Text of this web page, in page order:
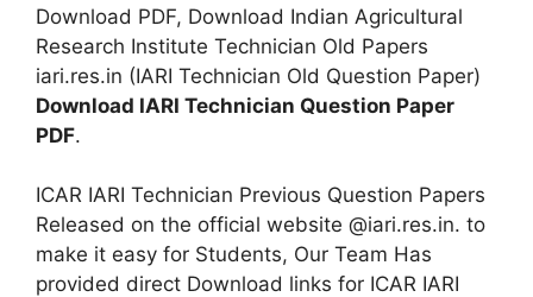
Download PDF, Download Indian Agricultural
Research Institute Technician Old Papers
iari.res.in (IARI Technician Old Question Paper)
Download IARI Technician Question Paper
PDF.
ICAR IARI Technician Previous Question Papers
Released on the official website @iari.res.in. to
make it easy for Students, Our Team Has
provided direct Download links for ICAR IARI